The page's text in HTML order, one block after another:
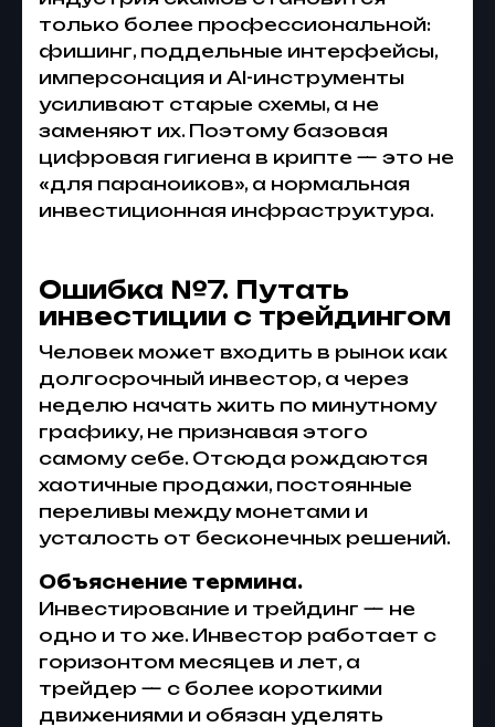
только более профессиональной:
фишинг, поддельные интерфейсы,
имперсонация и AI-инструменты
усиливают старые схемы, а не
заменяют их. Поэтому базовая
цифровая гигиена в крипте — это не
«для параноиков», а нормальная
инвестиционная инфраструктура.
Ошибка №7. Путать
инвестиции с трейдингом
Человек может входить в рынок как
долгосрочный инвестор, а через
неделю начать жить по минутному
графику, не признавая этого
самому себе. Отсюда рождаются
хаотичные продажи, постоянные
переливы между монетами и
усталость от бесконечных решений.
Объяснение термина.
Инвестирование и трейдинг — не
одно и то же. Инвестор работает с
горизонтом месяцев и лет, а
трейдер — с более короткими
движениями и обязан уделять